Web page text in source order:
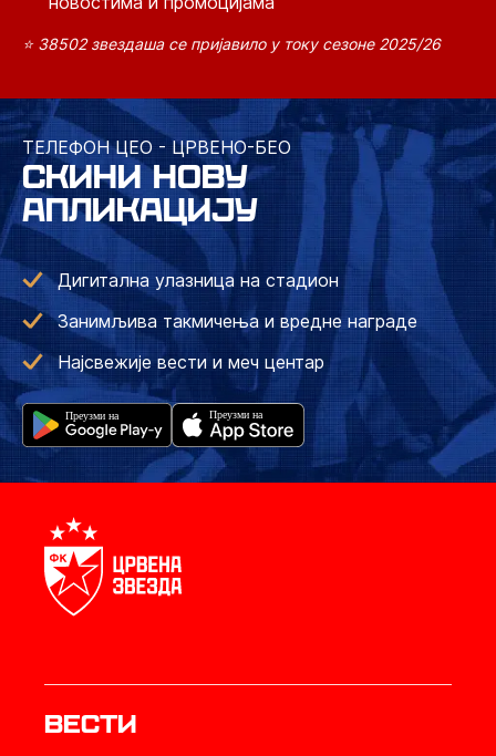
⭐ 38502 звездаша се пријавило у току сезоне 2025/26
ТЕЛЕФОН ЦЕО - ЦРВЕНО-БЕО
СКИНИ НОВУ
АПЛИКАЦИЈУ
Дигитална улазница на стадион
Занимљива такмичења и вредне награде
Најсвежије вести и меч центар
Вести